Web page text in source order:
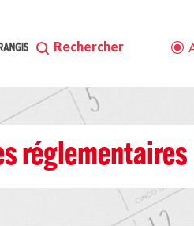
Rechercher
réglementaires